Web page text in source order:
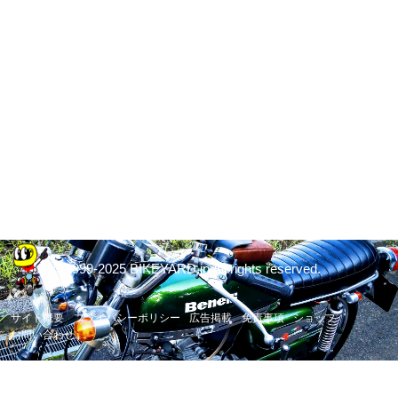
© 1999-2025 BIKEYARD.jp All rights reserved.
サイト概要 プライバシーポリシー 広告掲載 免責事項
ショップ
お問い合わせ